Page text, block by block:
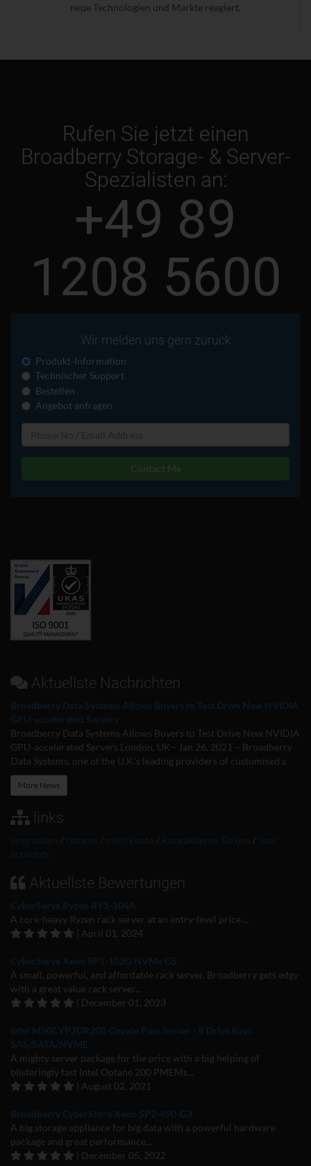
neue Technologien und Märkte reagiert.
Rufen Sie jetzt einen
Broadberry Storage- & Server-
Spezialisten an:
+49 89
1208 5600
Wir melden uns gern zurück
Produkt-Information
Technischer Support
Bestellen
Angebot anfragen
Contact Me
Aktuellste Nachrichten
Broadberry Data Systems Allows Buyers to Test Drive New NVIDIA
GPU-accelerated Servers
Broadberry Data Systems Allows Buyers to Test Drive New NVIDIA
GPU-accelerated Servers London, UK– Jan 26, 2021 – Broadberry
Data Systems, one of the U.K.’s leading providers of customised s
More News
links
impressum / returns / mein konto / Kontaktieren Sie uns / new
accounts
Aktuellste Bewertungen
CyberServe Ryzen RY1-104A
A core-heavy Ryzen rack server at an entry-level price ...
| April 01, 2024
CyberServe Xeon SP1-102G NVMe G5
A small, powerful, and affordable rack server. Broadberry gets edgy
with a great value rack server...
| December 01, 2023
Intel M50CYP2UR208 Coyote Pass Server - 8 Drive Bays.
SAS/SATA/NVME
A mighty server package for the price with a big helping of
blisteringly fast Intel Optane 200 PMEMs...
| August 02, 2021
Broadberry CyberStore Xeon SP2-490-G3
A big storage appliance for big data with a powerful hardware
package and great performance...
| December 05, 2022